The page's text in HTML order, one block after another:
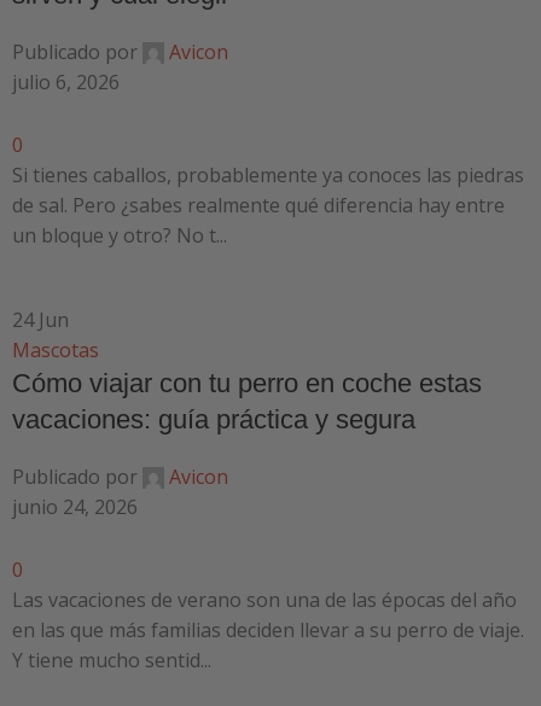
Publicado por
Avicon
julio 6, 2026
0
Si tienes caballos, probablemente ya conoces las piedras
de sal. Pero ¿sabes realmente qué diferencia hay entre
un bloque y otro? No t...
24 Jun
Mascotas
Cómo viajar con tu perro en coche estas
vacaciones: guía práctica y segura
Publicado por
Avicon
junio 24, 2026
0
Las vacaciones de verano son una de las épocas del año
en las que más familias deciden llevar a su perro de viaje.
Y tiene mucho sentid...